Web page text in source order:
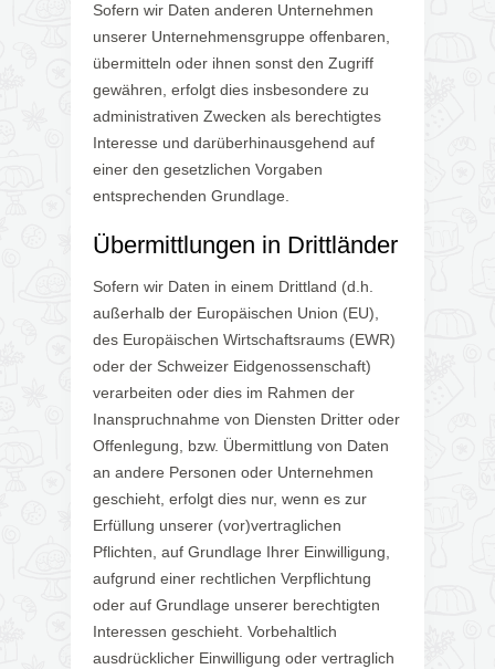
Sofern wir Daten anderen Unternehmen
unserer Unternehmensgruppe offenbaren,
übermitteln oder ihnen sonst den Zugriff
gewähren, erfolgt dies insbesondere zu
administrativen Zwecken als berechtigtes
Interesse und darüberhinausgehend auf
einer den gesetzlichen Vorgaben
entsprechenden Grundlage.
Übermittlungen in Drittländer
Sofern wir Daten in einem Drittland (d.h.
außerhalb der Europäischen Union (EU),
des Europäischen Wirtschaftsraums (EWR)
oder der Schweizer Eidgenossenschaft)
verarbeiten oder dies im Rahmen der
Inanspruchnahme von Diensten Dritter oder
Offenlegung, bzw. Übermittlung von Daten
an andere Personen oder Unternehmen
geschieht, erfolgt dies nur, wenn es zur
Erfüllung unserer (vor)vertraglichen
Pflichten, auf Grundlage Ihrer Einwilligung,
aufgrund einer rechtlichen Verpflichtung
oder auf Grundlage unserer berechtigten
Interessen geschieht. Vorbehaltlich
ausdrücklicher Einwilligung oder vertraglich